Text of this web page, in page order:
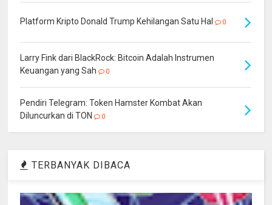
Platform Kripto Donald Trump Kehilangan Satu Hal 0
Larry Fink dari BlackRock: Bitcoin Adalah Instrumen
Keuangan yang Sah
0
Pendiri Telegram: Token Hamster Kombat Akan
Diluncurkan di TON
0
TERBANYAK DIBACA